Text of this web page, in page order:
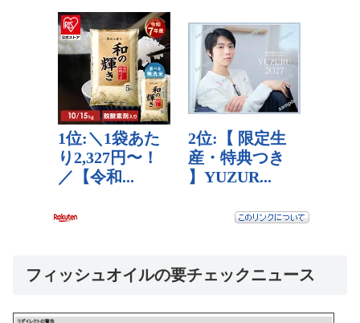
フィッシュオイルの要チェックニュース